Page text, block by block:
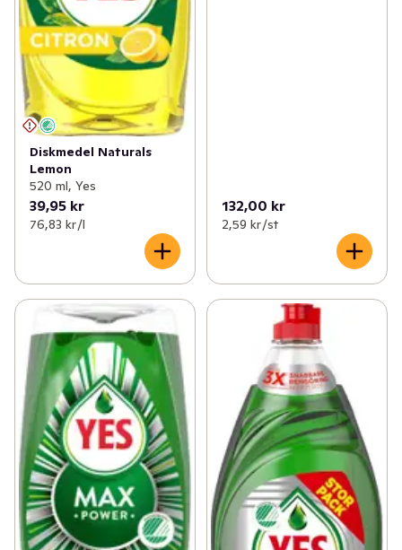
Diskmedel Naturals
Lemon
520 ml, Yes
39,95 kr
76,83 kr /l
132,00 kr
2,59 kr /st